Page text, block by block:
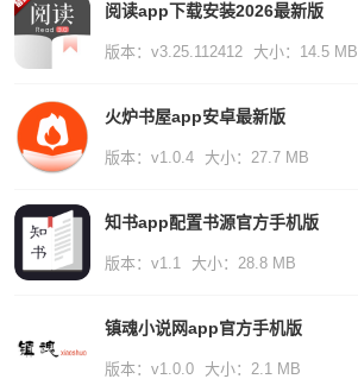
阅读app下载安装2026最新版
版本：v3.25.112412 大小：14.5 MB
火炉书屋app安卓最新版
版本：v1.0.4 大小：27.7 MB
知书app配置书源官方手机版
版本：v1.1 大小：28.8 MB
镇魂小说网app官方手机版
版本：v1.0.0 大小：2.1 MB